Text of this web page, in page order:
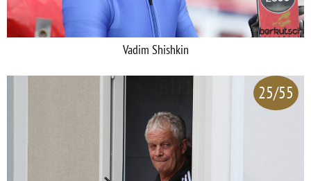
Vadim Shishkin
25/55